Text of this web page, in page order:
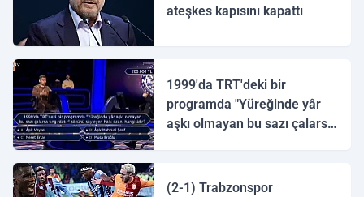
ateşkes kapısını kapattı
1999'da TRT'deki bir
programda "Yüreğinde yâr
aşkı olmayan bu sazı çalarsa
(2-1) Trabzonspor